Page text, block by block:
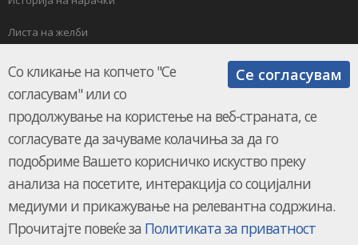
Листа на желби
Електронски билтен
КЛИМАМАРКЕТ.мк © 2026. UKION SHOPS
Се согласувам
Со кликање на копчето "Се
согласувам" или со
продолжување на користење на веб-страната, се
согласувате да зачуваме колачиња за да го
подобриме Вашето корисничко искуство преку
анализа на посетите, интеракција со социјални
медиуми и прикажување на релевантна содржина.
Прочитајте повеќе за Политиката за приватност